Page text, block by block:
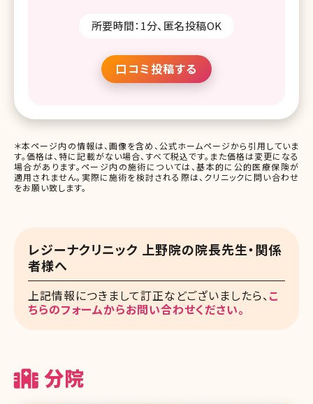
所要時間：1分、匿名投稿OK
口コミ投稿する
＊本ページ内の情報は、画像を含め、公式ホームページから引用していま
す。価格は、特に記載がない場合、すべて税込です。また価格は変更になる
場合があります。ページ内の施術については、基本的に公的医療保険が
適用されません。実際に施術を検討される際は、クリニックに問い合わせ
をお願い致します。
レジーナクリニック 上野院の院長先生・関係
者様へ
上記情報につきまして訂正などございましたら、 こ
ちらのフォームからお問い合わせください。
分院